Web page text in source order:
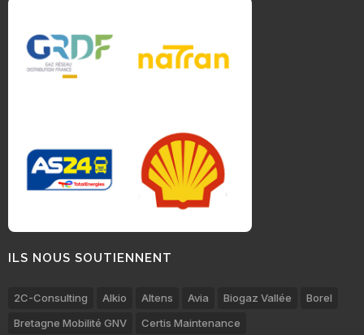
ILS NOUS SOUTIENNENT
2C-Consulting Alkio Altens Avia Biogaz Vallée
Borel
Bretagne Mobilité GNV
Certis Maintenance